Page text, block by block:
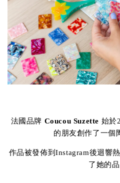
法國品牌 Coucou Suzette 始於
的朋友創作了一個
作品被發佈到Instagram後迴響
了她的品